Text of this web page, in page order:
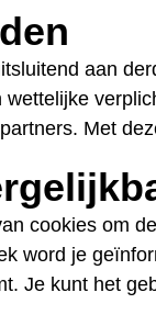
aan
Met
cookies om
word je
Je kunt het